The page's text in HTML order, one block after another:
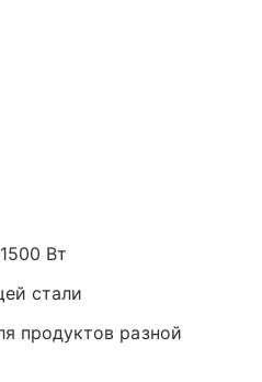
Вт
стали
продуктов разной